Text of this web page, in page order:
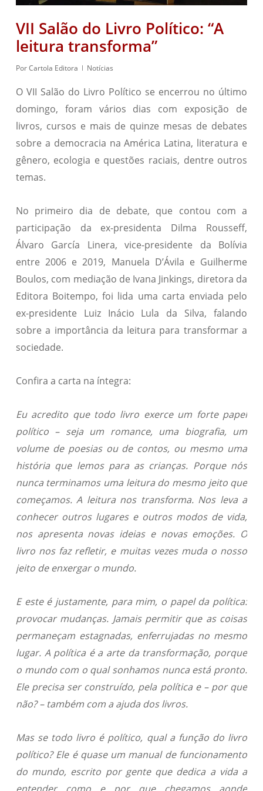
VII Salão do Livro Político: “A
leitura transforma”
PorCartola Editora Notícias
O VII Salão do Livro Político se encerrou no último
domingo, foram vários dias com exposição de
livros, cursos e mais de quinze mesas de debates
sobre a democracia na América Latina, literatura e
gênero, ecologia e questões raciais, dentre outros
temas.
No primeiro dia de debate, que contou com a
participação da ex-presidenta Dilma Rousseff,
Álvaro García Linera, vice-presidente da Bolívia
entre 2006 e 2019, Manuela D’Ávila e Guilherme
Boulos, com mediação de Ivana Jinkings, diretora da
Editora Boitempo, foi lida uma carta enviada pelo
ex-presidente Luiz Inácio Lula da Silva, falando
sobre a importância da leitura para transformar a
sociedade.
Confira a carta na íntegra:
Eu acredito que todo livro exerce um forte papel
político – seja um romance, uma biografia, um
volume de poesias ou de contos, ou mesmo uma
história que lemos para as crianças. Porque nós
nunca terminamos uma leitura do mesmo jeito que
começamos. A leitura nos transforma. Nos leva a
conhecer outros lugares e outros modos de vida,
nos apresenta novas ideias e novas emoções. O
livro nos faz refletir, e muitas vezes muda o nosso
jeito de enxergar o mundo.
E este é justamente, para mim, o papel da política:
provocar mudanças. Jamais permitir que as coisas
permaneçam estagnadas, enferrujadas no mesmo
lugar. A política é a arte da transformação, porque
o mundo com o qual sonhamos nunca está pronto.
Ele precisa ser construído, pela política e – por que
não? – também com a ajuda dos livros.
Mas se todo livro é político, qual a função do livro
político? Ele é quase um manual de funcionamento
do mundo, escrito por gente que dedica a vida a